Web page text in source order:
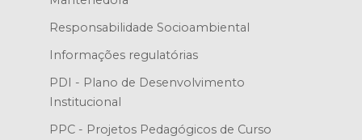
Responsabilidade Socioambiental
Informações regulatórias
PDI - Plano de Desenvolvimento
Institucional
PPC - Projetos Pedagógicos de Curso